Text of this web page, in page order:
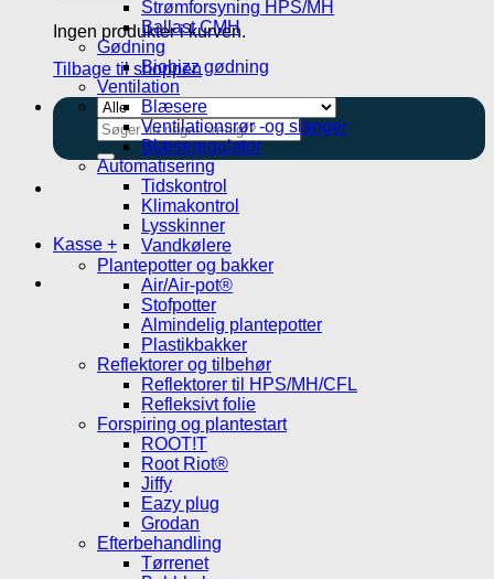
Ingen produkter i kurven.
Tilbage til shoppen
Søg
efter:
Kasse +
Strømforsyning HPS/MH
Ballast CMH
Gødning
Biobizz gødning
Ventilation
Blæsere
Ventilationsrør -og slanger
Blæseregulator
Automatisering
Tidskontrol
Klimakontrol
Lysskinner
Vandkølere
Plantepotter og bakker
Air/Air-pot®
Stofpotter
Almindelig plantepotter
Plastikbakker
Reflektorer og tilbehør
Reflektorer til HPS/MH/CFL
Refleksivt folie
Forspiring og plantestart
ROOT!T
Root Riot®
Jiffy
Eazy plug
Grodan
Efterbehandling
Tørrenet